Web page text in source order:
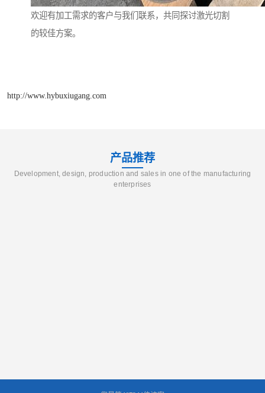
欢迎有加工需求的客户与我们联系，共同探讨激光切割
的较佳方案。
http://www.hybuxiugang.com
产品推荐
Development, design, production and sales in one of the manufacturing
enterprises